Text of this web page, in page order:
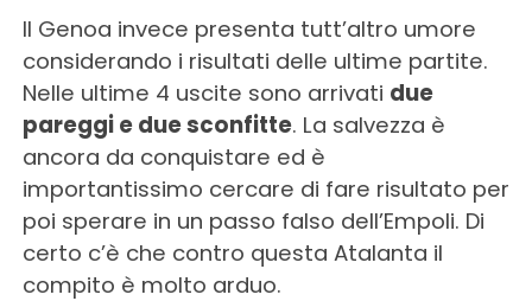
Il Genoa invece presenta tutt’altro umore
considerando i risultati delle ultime partite.
Nelle ultime 4 uscite sono arrivati due
pareggi e due sconfitte. La salvezza è
ancora da conquistare ed è
importantissimo cercare di fare risultato per
poi sperare in un passo falso dell’Empoli. Di
certo c’è che contro questa Atalanta il
compito è molto arduo.